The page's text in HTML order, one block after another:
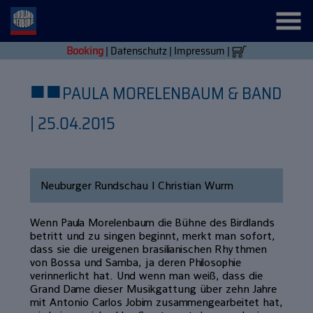
Booking| Datenschutz| Impressum |
■■PAULA MORELENBAUM & BAND
| 25.04.2015
Neuburger Rundschau | Christian Wurm
Wenn Paula Morelenbaum die Bühne des Birdlands
betritt und zu singen beginnt, merkt man sofort,
dass sie die ureigenen brasilianischen Rhythmen
von Bossa und Samba, ja deren Philosophie
verinnerlicht hat. Und wenn man weiß, dass die
Grand Dame dieser Musikgattung über zehn Jahre
mit Antonio Carlos Jobim zusammengearbeitet hat,